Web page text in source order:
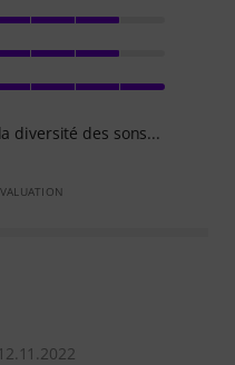
diversité des sons...